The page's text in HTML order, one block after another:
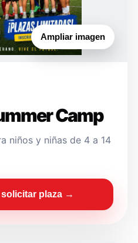
Ampliar imagen
Camp
niños y niñas de 4 a 14
solicitar plaza →